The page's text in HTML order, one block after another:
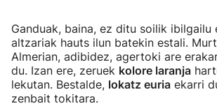
Ganduak, baina, ez ditu soilik ibilgailu
altzariak hauts ilun batekin estali.
Almerian, adibidez, agertoki are
du. Izan ere, zeruek kolore laranja
lekutan. Bestalde, lokatz euria ekarri
zenbait tokitara.